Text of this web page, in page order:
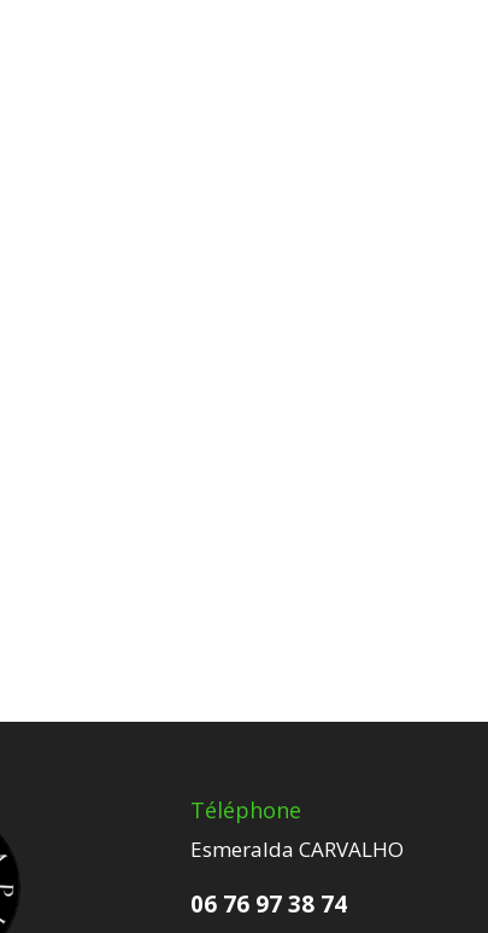
Téléphone
Esmeralda CARVALHO
06 76 97 38 74